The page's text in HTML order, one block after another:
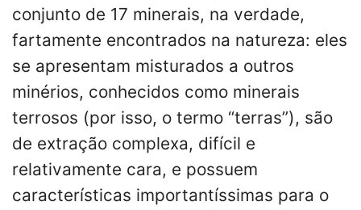
conjunto de 17 minerais, na verdade,
fartamente encontrados na natureza: eles
se apresentam misturados a outros
minérios, conhecidos como minerais
terrosos (por isso, o termo “terras”), são
de extração complexa, difícil e
relativamente cara, e possuem
características importantíssimas para o